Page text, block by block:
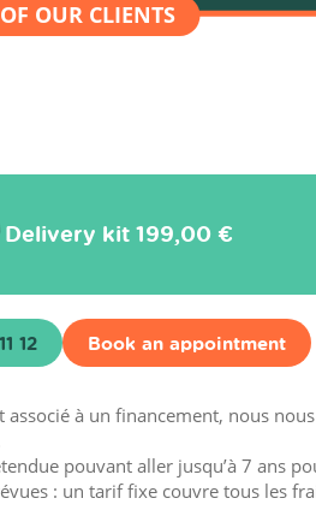
Delivery kit199,00 €
12 Book an appointment
associé à un financement, nous
pouvant aller jusqu’à 7 ans
: un tarif fixe couvre tous les